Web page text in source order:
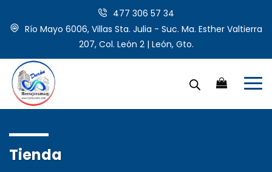
477 306 57 34
Río Mayo 6006, Villas Sta. Julia - Suc. Ma. Esther Valtierra
207, Col. León 2 | León, Gto.
Tienda